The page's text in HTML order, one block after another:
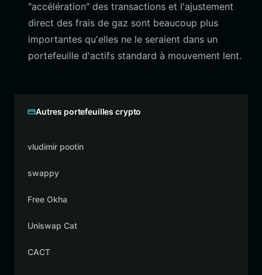
"accélération" des transactions et l'ajustement
direct des frais de gaz sont beaucoup plus
importantes qu'elles ne le seraient dans un
portefeuille d'actifs standard à mouvement lent.
Autres portefeuilles crypto
vludimir pootin
swappy
Free Okha
Uniswap Cat
CACT